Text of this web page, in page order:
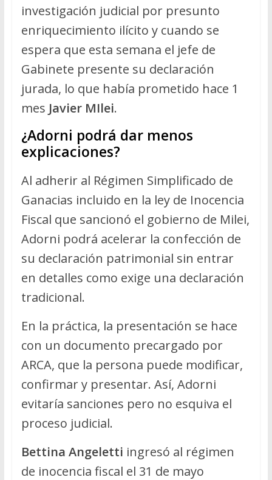
investigación judicial por presunto
enriquecimiento ilícito y cuando se
espera que esta semana el jefe de
Gabinete presente su declaración
jurada, lo que había prometido hace 1
mes Javier MIlei.
¿Adorni podrá dar menos
explicaciones?
Al adherir al Régimen Simplificado de
Ganacias incluido en la ley de Inocencia
Fiscal que sancionó el gobierno de Milei,
Adorni podrá acelerar la confección de
su declaración patrimonial sin entrar
en detalles como exige una declaración
tradicional.
En la práctica, la presentación se hace
con un documento precargado por
ARCA, que la persona puede modificar,
confirmar y presentar. Así, Adorni
evitaría sanciones pero no esquiva el
proceso judicial.
Bettina Angeletti ingresó al régimen
de inocencia fiscal el 31 de mayo